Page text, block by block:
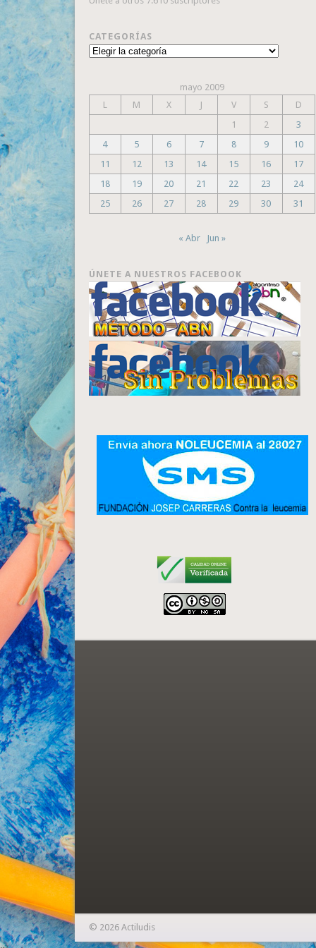
CATEGORÍAS
Categorías
mayo 2009
L
M X J V S
D
1
2
3
4
5 6 7 8 9
10
11
12 13 14 15 16
17
18
19 20 21 22 23
24
25
26 27 28 29 30 31
« Abr Jun »
ÚNETE A NUESTROS FACEBOOK
© 2026 Actiludis